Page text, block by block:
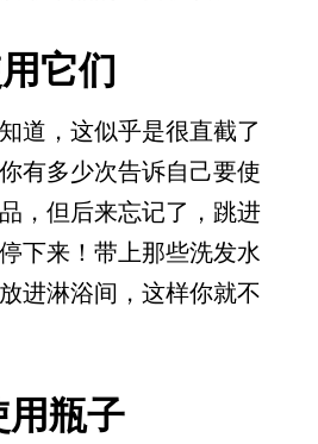
它们
道，这似乎是很直截了
有多少次告诉自己要使
，但后来忘记了，跳进
下来！带上那些洗发水
进淋浴间，这样你就不
瓶子